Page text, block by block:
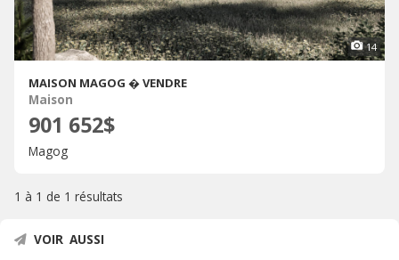
14
MAISON MAGOG � VENDRE
Maison
901 652$
Magog
1 à 1 de 1 résultats
VOIR AUSSI